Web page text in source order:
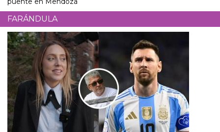
FARÁNDULA